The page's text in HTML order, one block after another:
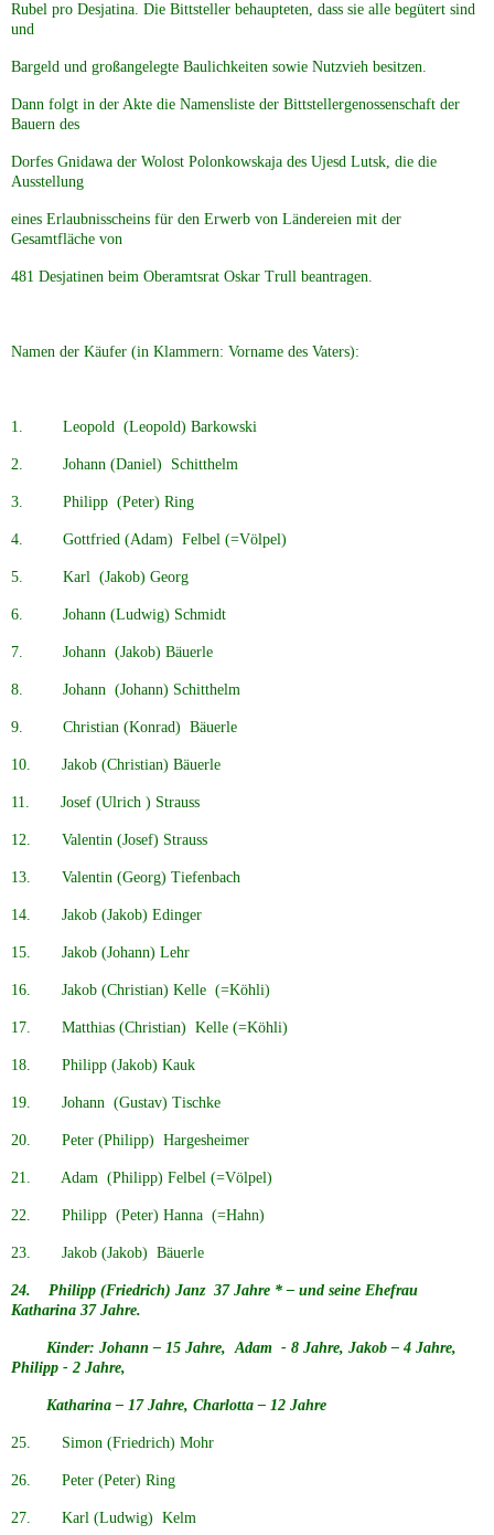
Heimat PFALZ
späte Kriegsfolgen
G&auml;stebuch (3)
Kontakt (4)
Impressum
Sitemap (10)
Datenschutz
Rubel pro Desjatina. Die Bittsteller behaupteten, dass sie alle begütert sind
und
Bargeld und großangelegte Baulichkeiten sowie Nutzvieh besitzen.
Dann folgt in der Akte die Namensliste der Bittstellergenossenschaft der
Bauern des
Dorfes Gnidawa der Wolost Polonkowskaja des Ujesd Lutsk, die die
Ausstellung
eines Erlaubnisscheins für den Erwerb von Ländereien mit der
Gesamtfläche von
481 Desjatinen beim Oberamtsrat Oskar Trull beantragen.
Namen der Käufer (in Klammern: Vorname des Vaters):
1. Leopold (Leopold) Barkowski
2. Johann (Daniel) Schitthelm
3. Philipp (Peter) Ring
4. Gottfried (Adam) Felbel (=Völpel)
5. Karl (Jakob) Georg
6. Johann (Ludwig) Schmidt
7. Johann (Jakob) Bäuerle
8. Johann (Johann) Schitthelm
9. Christian (Konrad) Bäuerle
10. Jakob (Christian) Bäuerle
11. Josef (Ulrich ) Strauss
12. Valentin (Josef) Strauss
13. Valentin (Georg) Tiefenbach
14. Jakob (Jakob) Edinger
15. Jakob (Johann) Lehr
16. Jakob (Christian) Kelle (=Köhli)
17. Matthias (Christian) Kelle (=Köhli)
18. Philipp (Jakob) Kauk
19. Johann (Gustav) Tischke
20. Peter (Philipp) Hargesheimer
21. Adam (Philipp) Felbel (=Völpel)
22. Philipp (Peter) Hanna (=Hahn)
23. Jakob (Jakob) Bäuerle
24. Philipp (Friedrich) Janz 37 Jahre * – und seine Ehefrau
Katharina 37 Jahre.
Kinder: Johann – 15 Jahre, Adam - 8 Jahre, Jakob – 4 Jahre,
Philipp - 2 Jahre,
Katharina – 17 Jahre, Charlotta – 12 Jahre
25. Simon (Friedrich) Mohr
26. Peter (Peter) Ring
27. Karl (Ludwig) Kelm